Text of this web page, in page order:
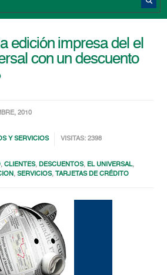
edición impresa del el
con un descuento
2010
Y SERVICIOS VISITAS: 2398
,CLIENTES,DESCUENTOS, EL UNIVERSAL,
,SERVICIOS, TARJETAS DE CRÉDITO